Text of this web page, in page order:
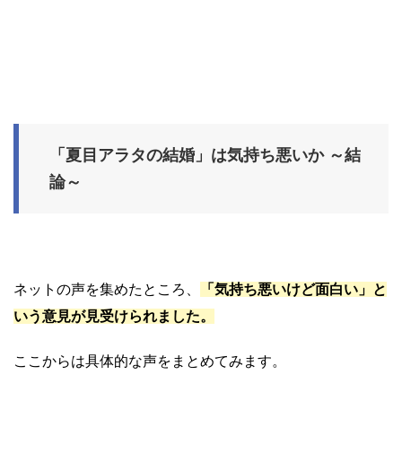
「夏目アラタの結婚」は気持ち悪いか ～結
論～
ネットの声を集めたところ、
「気持ち悪いけど面白い」と
いう意見が見受けられました。
ここからは具体的な声をまとめてみます。